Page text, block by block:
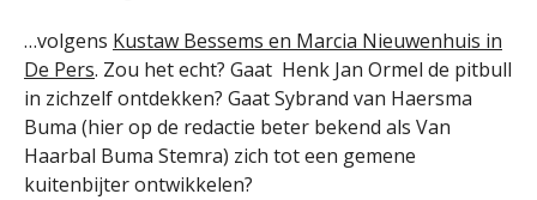
…volgens Kustaw Bessems en Marcia Nieuwenhuis in
De Pers. Zou het echt? Gaat Henk Jan Ormel de pitbull
in zichzelf ontdekken? Gaat Sybrand van Haersma
Buma (hier op de redactie beter bekend als Van
Haarbal Buma Stemra) zich tot een gemene
kuitenbijter ontwikkelen?